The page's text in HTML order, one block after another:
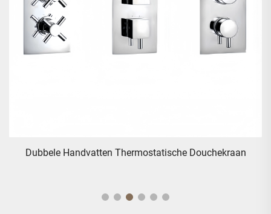
Dubbele Handvatten Thermostatische Douchekraan